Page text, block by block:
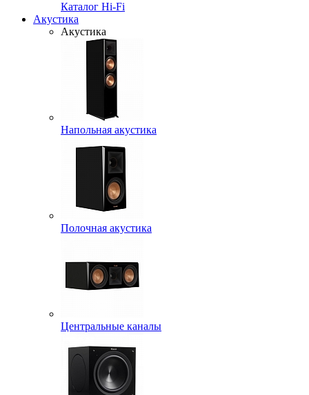
Каталог Hi-Fi
Акустика
Акустика
Напольная акустика
Полочная акустика
Центральные каналы